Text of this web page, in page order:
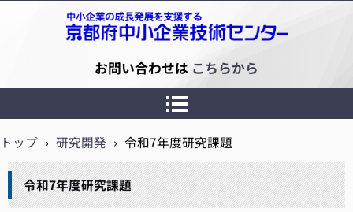
京都府中小企業技術センター
お問い合わせは こちらから
トップ › 研究開発 › 令和7年度研究課題
令和7年度研究課題